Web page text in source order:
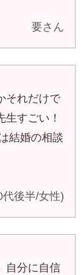
要さん
それだけで
すごい！
結婚の相談
後半/女性)
自分に自信